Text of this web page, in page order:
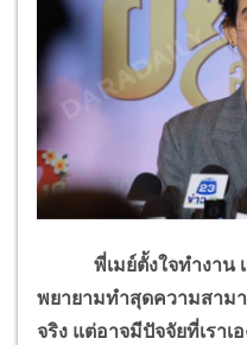
พี่เมย์ตั้งใจทำงาน เว
พยายามทำสุดความสาม
จริง แต่อาจมีปัจจัยที่เรา